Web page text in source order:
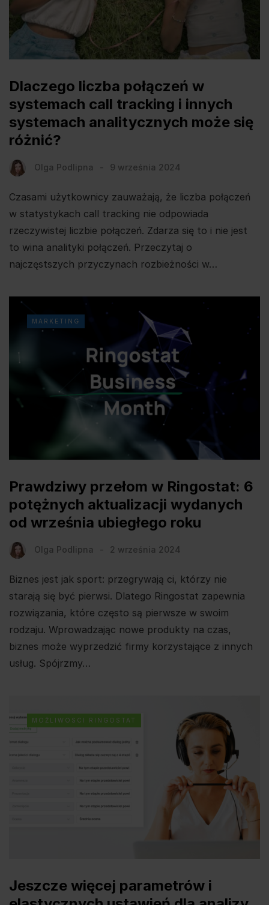
Dlaczego liczba połączeń w
systemach call tracking i innych
systemach analitycznych może się
różnić?
Olga Podlipna 9 września 2024
Czasami użytkownicy zauważają, że liczba połączeń
w statystykach call tracking nie odpowiada
rzeczywistej liczbie połączeń. Zdarza się to i nie jest
to wina analityki połączeń. Przeczytaj o
najczęstszych przyczynach rozbieżności w…
MARKETING
Prawdziwy przełom w Ringostat: 6
potężnych aktualizacji wydanych
od września ubiegłego roku
Olga Podlipna 2 września 2024
Biznes jest jak sport: przegrywają ci, którzy nie
starają się być pierwsi. Dlatego Ringostat zapewnia
rozwiązania, które często są pierwsze w swoim
rodzaju. Wprowadzając nowe produkty na czas,
biznes może wyprzedzić firmy korzystające z innych
usług. Spójrzmy…
MOŻLIWOSCI RINGOSTAT
Jeszcze więcej parametrów i